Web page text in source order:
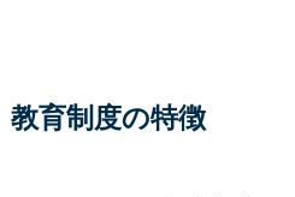
教育制度の特徴